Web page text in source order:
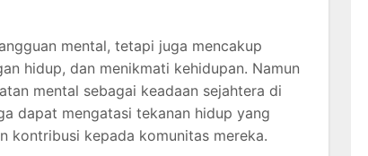
mental, tetapi juga mencakup
hidup, dan menikmati kehidupan. Namun
mental sebagai keadaan sejahtera di
dapat mengatasi tekanan hidup yang
kontribusi kepada komunitas mereka.